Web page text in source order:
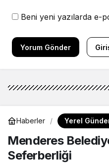
Beni yeni yazılarda e-
Yorum Gönder
Haberler Yerel
Menderes
Seferberliği